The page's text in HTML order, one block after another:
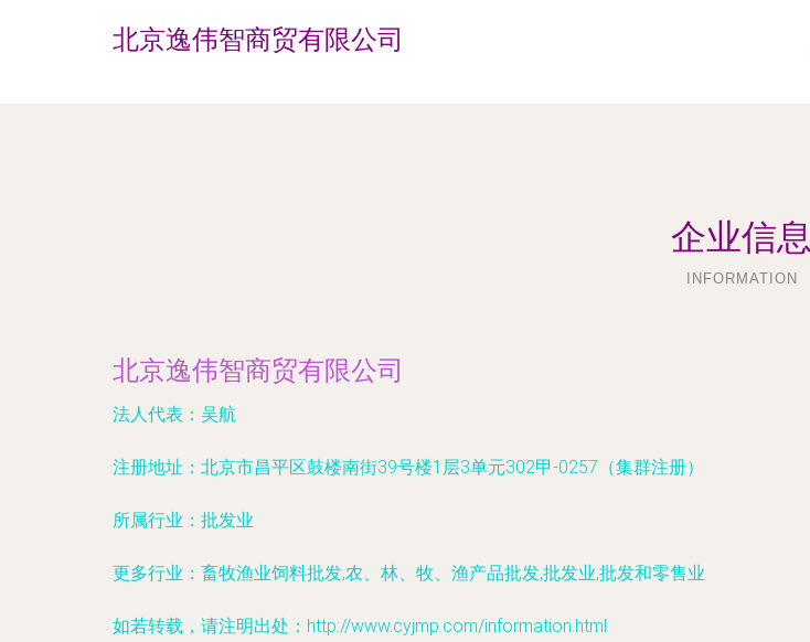
北京逸伟智商贸有限公司
企业信息
INFORMATION
北京逸伟智商贸有限公司
法人代表： 吴航
注册地址： 北京市昌平区鼓楼南街39号楼1层3单元302甲-0257（集群注册）
所属行业： 批发业
更多行业： 畜牧渔业饲料批发,农、林、牧、渔产品批发,批发业,批发和零售业
如若转载，请注明出处：http://www.cyjmp.com/information.html